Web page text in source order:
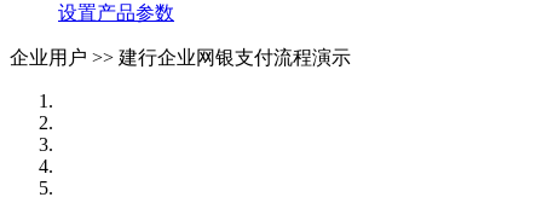
设置产品参数
企业用户 >> 建行企业网银支付流程演示